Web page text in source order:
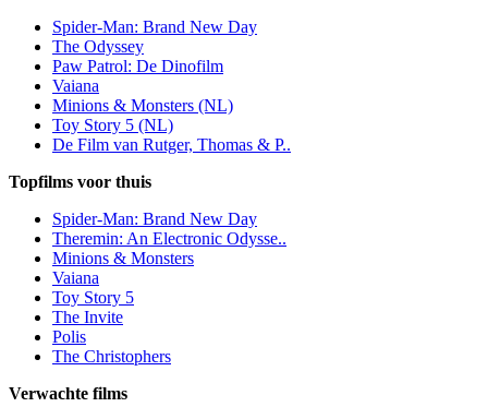
Spider-Man: Brand New Day
The Odyssey
Paw Patrol: De Dinofilm
Vaiana
Minions & Monsters (NL)
Toy Story 5 (NL)
De Film van Rutger, Thomas & P..
Topfilms voor thuis
Spider-Man: Brand New Day
Theremin: An Electronic Odysse..
Minions & Monsters
Vaiana
Toy Story 5
The Invite
Polis
The Christophers
Verwachte films